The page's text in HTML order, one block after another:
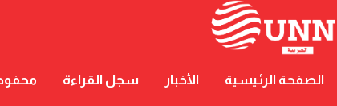
الصفحة الرئيسية الأخبار سجل القراءة